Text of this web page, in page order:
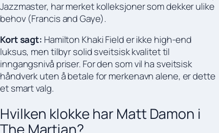
Jazzmaster, har merket kolleksjoner som dekker ulike
behov (Francis and Gaye).
Kort sagt: Hamilton Khaki Field er ikke high-end
luksus, men tilbyr solid sveitsisk kvalitet til
inngangsnivå priser. For den som vil ha sveitsisk
håndverk uten å betale for merkenavn alene, er dette
et smart valg.
Hvilken klokke har Matt Damon i